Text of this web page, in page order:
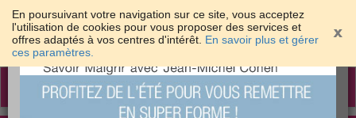
En poursuivant votre navigation sur ce site, vous acceptez
l'utilisation de cookies pour vous proposer des services et
offres adaptés à vos centres d'intérêt. En savoir plus et gérer
ces paramètres.
Toggle
×